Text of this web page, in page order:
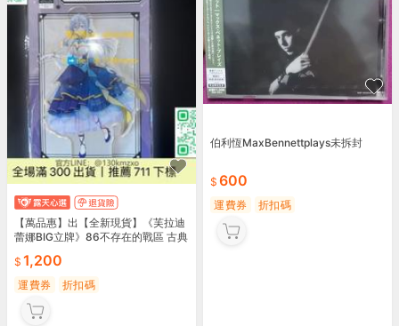
【萬品惠】出【全新現貨】《芙拉迪
蕾娜BIG立牌》86不存在的戰區 古典
1,200
運費券 折扣碼
伯利恆MaxBennettplays未拆封
600
運費券 折扣碼